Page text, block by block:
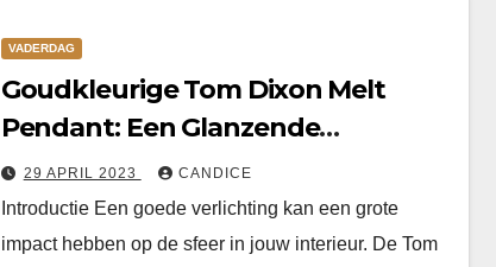
VADERDAG
Goudkleurige Tom Dixon Melt
Pendant: Een Glanzende
Toevoeging aan Jouw Interieur
29 APRIL 2023 CANDICE
Introductie Een goede verlichting kan een grote
impact hebben op de sfeer in jouw interieur. De Tom